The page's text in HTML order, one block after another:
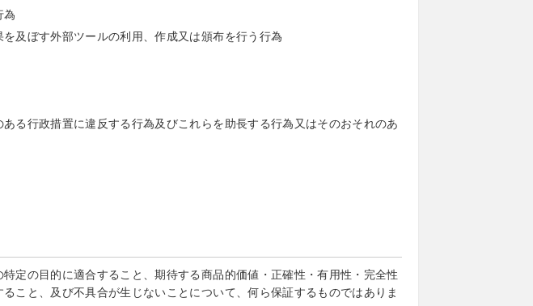
為
及ぼす外部ツールの利用、作成又は頒布を行う行為
る行政措置に違反する行為及びこれらを助長する行為又はそのおそれのあ
定の目的に適合すること、期待する商品的価値・正確性・有用性・完全性
こと、及び不具合が生じないことについて、何ら保証するものではありま